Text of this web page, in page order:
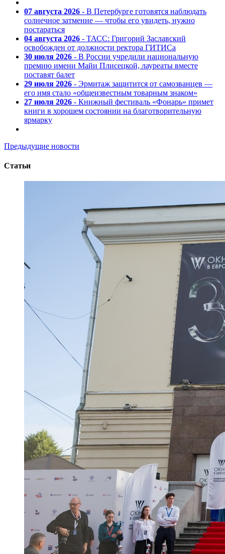
07 августа 2026 - В Петербурге готовятся наблюдать
солнечное затмение — чтобы его увидеть, нужно
постараться
04 августа 2026 - ТАСС: Григорий Заславский
освобожден от должности ректора ГИТИСа
30 июля 2026 - В России учредили национальную
премию имени Майи Плисецкой, лауреаты вместе
поставят балет
29 июля 2026 - Эрмитаж защитится от самозванцев —
его имя стало «общеизвестным товарным знаком»
27 июля 2026 - Книжный фестиваль «Фонарь» примет
книги в хорошем состоянии на благотворительную
ярмарку
Предыдущие новости
Статьи